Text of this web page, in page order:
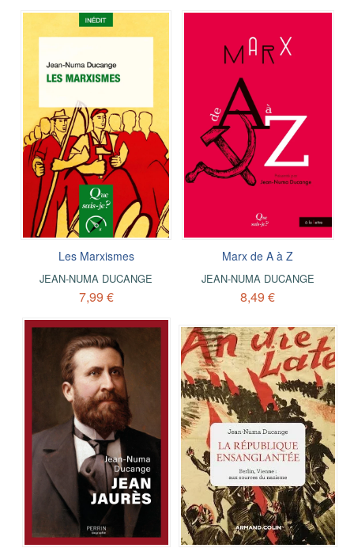
Les Marxismes
JEAN-NUMA DUCANGE
7,99 €
Marx de A à Z
JEAN-NUMA DUCANGE
8,49 €